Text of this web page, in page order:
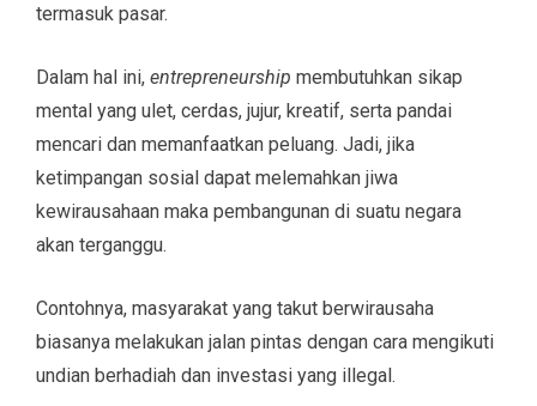
termasuk pasar.
Dalam hal ini, entrepreneurship membutuhkan sikap
mental yang ulet, cerdas, jujur, kreatif, serta pandai
mencari dan memanfaatkan peluang. Jadi, jika
ketimpangan sosial dapat melemahkan jiwa
kewirausahaan maka pembangunan di suatu negara
akan terganggu.
Contohnya, masyarakat yang takut berwirausaha
biasanya melakukan jalan pintas dengan cara mengikuti
undian berhadiah dan investasi yang illegal.